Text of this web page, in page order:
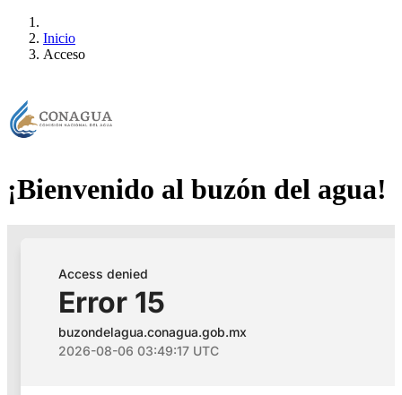
Inicio
Acceso
¡Bienvenido al buzón del agua!